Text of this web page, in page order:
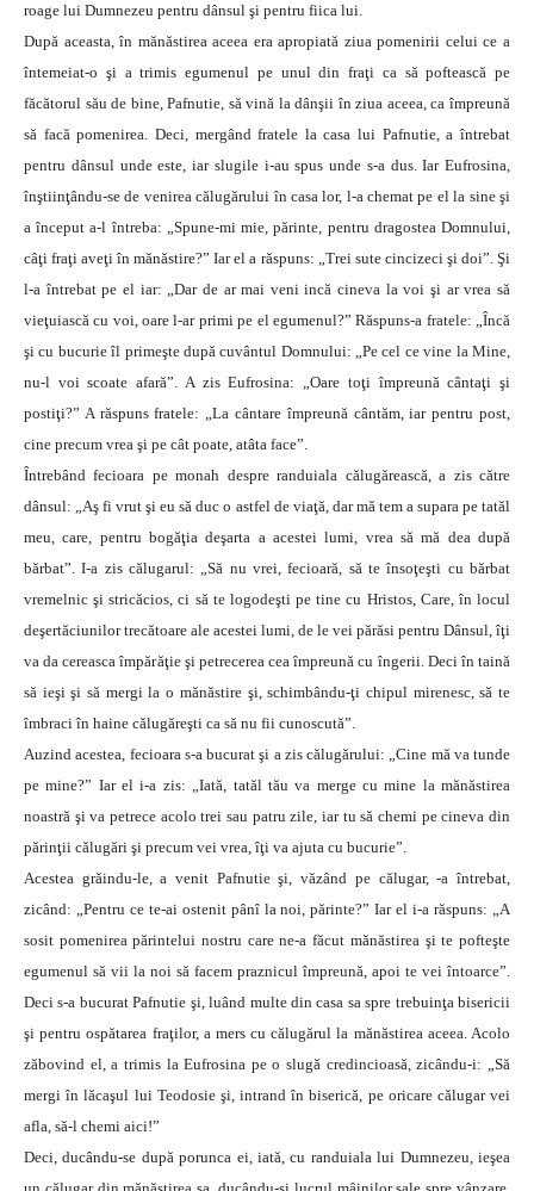
roage lui Dumnezeu pentru dânsul şi pentru fiica lui.
După aceasta, în mănăstirea aceea era apropiată ziua pomenirii celui ce a
întemeiat-o şi a trimis egumenul pe unul din fraţi ca să poftească pe
făcătorul său de bine, Pafnutie, să vină la dânşii în ziua aceea, ca împreună
să facă pomenirea. Deci, mergând fratele la casa lui Pafnutie, a întrebat
pentru dânsul unde este, iar slugile i-au spus unde s-a dus. Iar Eufrosina,
înştiinţându-se de venirea călugărului în casa lor, l-a chemat pe el la sine şi
a început a-l întreba: „Spune-mi mie, părinte, pentru dragostea Domnului,
câţi fraţi aveţi în mănăstire?” Iar el a răspuns: „Trei sute cincizeci şi doi”. Şi
l-a întrebat pe el iar: „Dar de ar mai veni incă cineva la voi şi ar vrea să
vieţuiască cu voi, oare l-ar primi pe el egumenul?” Răspuns-a fratele: „Încă
şi cu bucurie îl primeşte după cuvântul Domnului: „Pe cel ce vine la Mine,
nu-l voi scoate afară”. A zis Eufrosina: „Oare toţi împreună cântaţi şi
postiţi?” A răspuns fratele: „La cântare împreună cântăm, iar pentru post,
cine precum vrea şi pe cât poate, atâta face”.
Întrebând fecioara pe monah despre randuiala călugărească, a zis către
dânsul: „Aş fi vrut şi eu să duc o astfel de viaţă, dar mă tem a supara pe tatăl
meu, care, pentru bogăţia deşarta a acestei lumi, vrea să mă dea după
bărbat”. I-a zis călugarul: „Să nu vrei, fecioară, să te însoţeşti cu bărbat
vremelnic şi stricăcios, ci să te logodeşti pe tine cu Hristos, Care, în locul
deşertăciunilor trecătoare ale acestei lumi, de le vei părăsi pentru Dânsul, îţi
va da cereasca împărăţie şi petrecerea cea împreună cu îngerii. Deci în taină
să ieşi şi să mergi la o mănăstire şi, schimbându-ţi chipul mirenesc, să te
îmbraci în haine călugăreşti ca să nu fii cunoscută”.
Auzind acestea, fecioara s-a bucurat şi a zis călugărului: „Cine mă va tunde
pe mine?” Iar el i-a zis: „Iată, tatăl tău va merge cu mine la mănăstirea
noastră şi va petrece acolo trei sau patru zile, iar tu să chemi pe cineva din
părinţii călugări şi precum vei vrea, îţi va ajuta cu bucurie”.
Acestea grăindu-le, a venit Pafnutie şi, văzând pe călugar, -a întrebat,
zicând: „Pentru ce te-ai ostenit pânî la noi, părinte?” Iar el i-a răspuns: „A
sosit pomenirea părintelui nostru care ne-a făcut mănăstirea şi te pofteşte
egumenul să vii la noi să facem praznicul împreună, apoi te vei întoarce”.
Deci s-a bucurat Pafnutie şi, luând multe din casa sa spre trebuinţa bisericii
şi pentru ospătarea fraţilor, a mers cu călugărul la mănăstirea aceea. Acolo
zăbovind el, a trimis la Eufrosina pe o slugă credincioasă, zicându-i: „Să
mergi în lăcaşul lui Teodosie şi, intrand în biserică, pe oricare călugar vei
afla, să-l chemi aici!”
Deci, ducându-se după porunca ei, iată, cu randuiala lui Dumnezeu, ieşea